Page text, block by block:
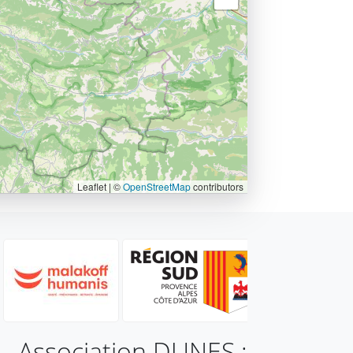
Leaflet | ©OpenStreetMapcontributors